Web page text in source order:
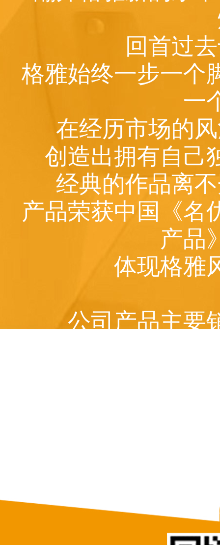
回首过
格雅始终一步一个
一
在经历市场的
创造出拥有自己
经典的作品离
产品荣获中国《名
产品
体现格雅
公司产品主要